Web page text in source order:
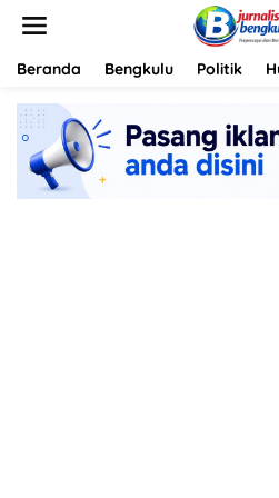
Beranda Bengkulu Politik